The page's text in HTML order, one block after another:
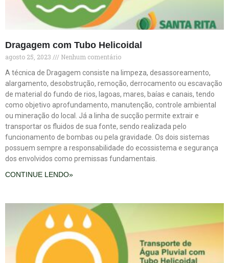
Dragagem com Tubo Helicoidal
agosto 25, 2023
Nenhum comentário
A técnica de Dragagem consiste na limpeza, desassoreamento,
alargamento, desobstrução, remoção, derrocamento ou escavação
de material do fundo de rios, lagoas, mares, baías e canais, tendo
como objetivo aprofundamento, manutenção, controle ambiental
ou mineração do local. Já a linha de sucção permite extrair e
transportar os fluidos de sua fonte, sendo realizada pelo
funcionamento de bombas ou pela gravidade. Os dois sistemas
possuem sempre a responsabilidade do ecossistema e segurança
dos envolvidos como premissas fundamentais.
CONTINUE LENDO»